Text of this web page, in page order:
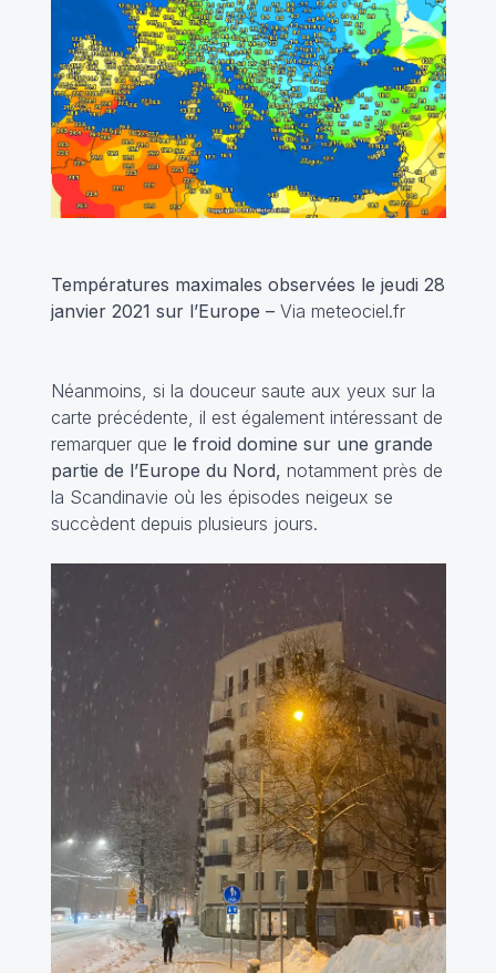
Températures maximales observées le jeudi 28
janvier 2021 sur l’Europe – Via meteociel.fr
Néanmoins, si la douceur saute aux yeux sur la
carte précédente, il est également intéressant de
remarquer que le froid domine sur une grande
partie de l’Europe du Nord, notamment près de
la Scandinavie où les épisodes neigeux se
succèdent depuis plusieurs jours.